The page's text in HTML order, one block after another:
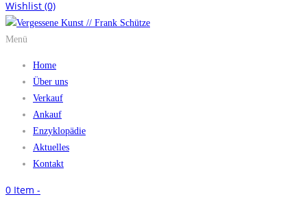
Wishlist (0)
Menü
Home
Über uns
Verkauf
Ankauf
Enzyklopädie
Aktuelles
Kontakt
0 Item -